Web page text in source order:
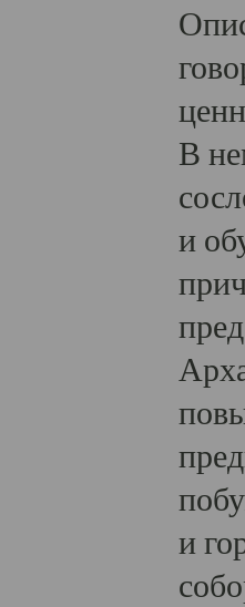
В
и
и